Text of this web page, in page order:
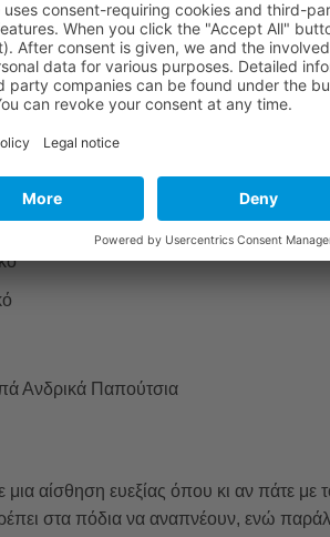
και είναι άνετα, με εκλεπτυσμένη
Το Velletri είναι ιδανικό για τα
Ανδρικά Παπούτσια
αίσθηση ευεξίας όπου κι αν πάτε με
στα πόδια να αναπνέουν, ενώ